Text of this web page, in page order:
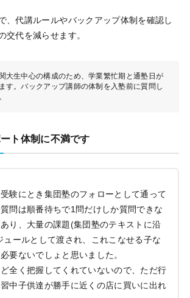
、代講ルールやバックアップ体制を確認し
交代を減らせます。
大生中心の構成のため、学業繁忙期と通塾日が
す。バックアップ講師の体制を入塾前に質問し
ト体制に不満です
験にとき集団塾のフォローとして通って
問は順番待ちで1問だけしか質問できな
り、大量の課題(集団塾のテキストに沿
ュールとして渡され、これこなせる子な
要ないでしょと思いました。
全く把握してくれていないので、ただ行
中子供達が勝手に近くの店に買いに出れ